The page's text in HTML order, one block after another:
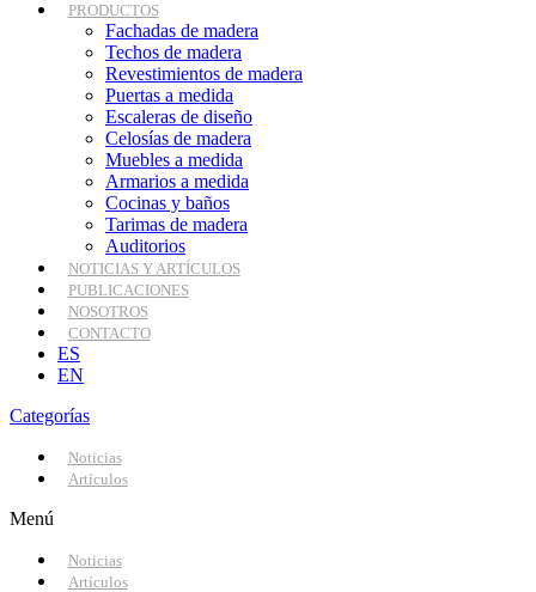
PRODUCTOS
Fachadas de madera
Techos de madera
Revestimientos de madera
Puertas a medida
Escaleras de diseño
Celosías de madera
Muebles a medida
Armarios a medida
Cocinas y baños
Tarimas de madera
Auditorios
NOTICIAS Y ARTÍCULOS
PUBLICACIONES
NOSOTROS
CONTACTO
ES
EN
Categorías
Noticias
Artículos
Menú
Noticias
Artículos